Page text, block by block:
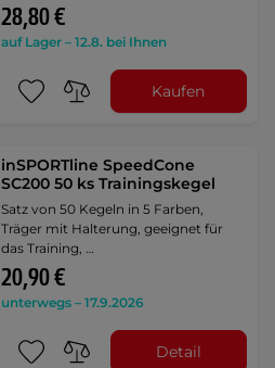
28,80 €
auf Lager – 12.8. bei Ihnen
Kaufen
inSPORTline SpeedCone
SC200 50 ks Trainingskegel
Satz von 50 Kegeln in 5 Farben,
Träger mit Halterung, geeignet für
das Training, …
20,90 €
unterwegs – 17.9.2026
Detail